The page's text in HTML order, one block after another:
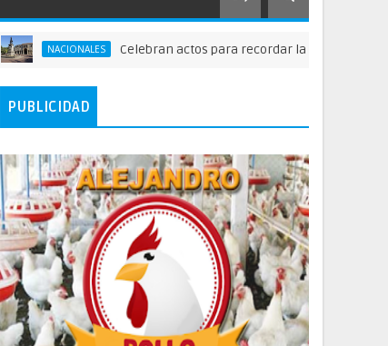
NACIONALES Celebran actos para recordar la fundación de Santo
PUBLICIDAD